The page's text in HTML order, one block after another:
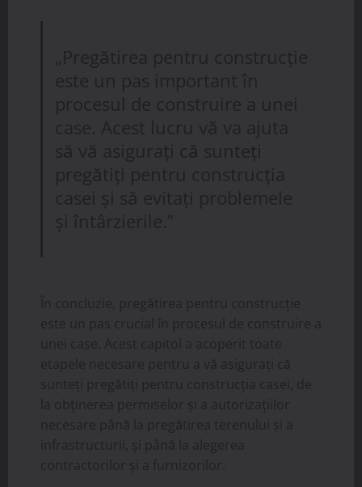
„Pregătirea pentru construcție
este un pas important în
procesul de construire a unei
case. Acest lucru vă va ajuta
să vă asigurați că sunteți
pregătiți pentru construcția
casei și să evitați problemele
și întârzierile.”
În concluzie, pregătirea pentru construcție
este un pas crucial în procesul de construire a
unei case. Acest capitol a acoperit toate
etapele necesare pentru a vă asigurați că
sunteți pregătiți pentru construcția casei, de
la obținerea permiselor și a autorizațiilor
necesare până la pregătirea terenului și a
infrastructurii, și până la alegerea
contractorilor și a furnizorilor.